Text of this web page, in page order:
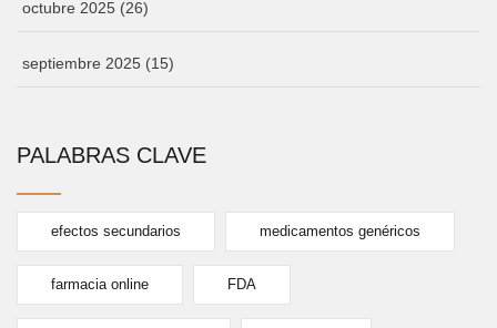
octubre 2025 (26)
septiembre 2025 (15)
PALABRAS CLAVE
efectos secundarios medicamentos genéricos
farmacia online FDA